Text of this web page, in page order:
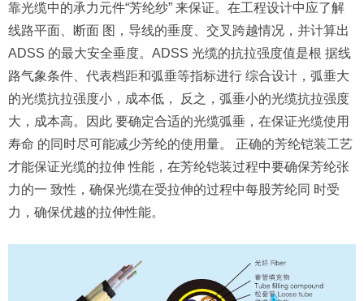
靠光缆中的承力元件“芳纶纱” 来保证。在工程设计中应了解
线路平面、断面 图，导线的垂度、交叉跨越情况，并计算出
ADSS 的最大安全垂度。ADSS 光缆的抗拉强度值是根 据线
路气象条件、代表档距和弧垂等指标进行 综合设计，弧垂大
的光缆抗拉强度小，成本低， 反之，弧垂小的光缆抗拉强度
大，成本高。因此 要确定合适的光缆弧垂，在保证光缆使用
寿命 的同时尽可能减少芳纶的使用量。 正确的芳纶铠装工艺
才能保证光缆的拉伸 性能，在芳纶铠装过程中要确保芳纶张
力的一 致性，确保光缆在受拉伸的过程中每股芳纶同 时受
力，确保优越的拉伸性能。